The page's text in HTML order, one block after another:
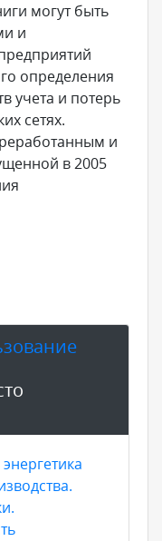
могут быть
и
определения
учета и потерь
сетях.
и
в 2005